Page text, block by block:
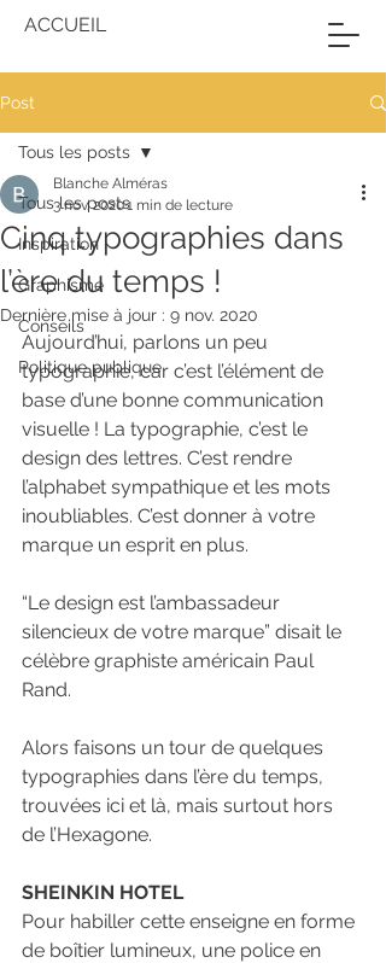
ACCUEIL
Post
Tous les posts
Inspiration
Graphisme
Conseils
Politique publique
Tous les posts
Cinq typographies dans
l’ère du temps !
Blanche Alméras
3 nov. 20201 min de lecture
Dernière mise à jour : 9 nov. 2020
Aujourd’hui, parlons un peu
typographie, car c’est l’élément de
base d’une bonne communication
visuelle ! La typographie, c’est le
design des lettres. C’est rendre
l’alphabet sympathique et les mots
inoubliables. C’est donner à votre
marque un esprit en plus.
“Le design est l’ambassadeur
silencieux de votre marque” disait le
célèbre graphiste américain Paul
Rand.
Alors faisons un tour de quelques
typographies dans l’ère du temps,
trouvées ici et là, mais surtout hors
de l’Hexagone.
SHEINKIN HOTEL
Pour habiller cette enseigne en forme
de boîtier lumineux, une police en